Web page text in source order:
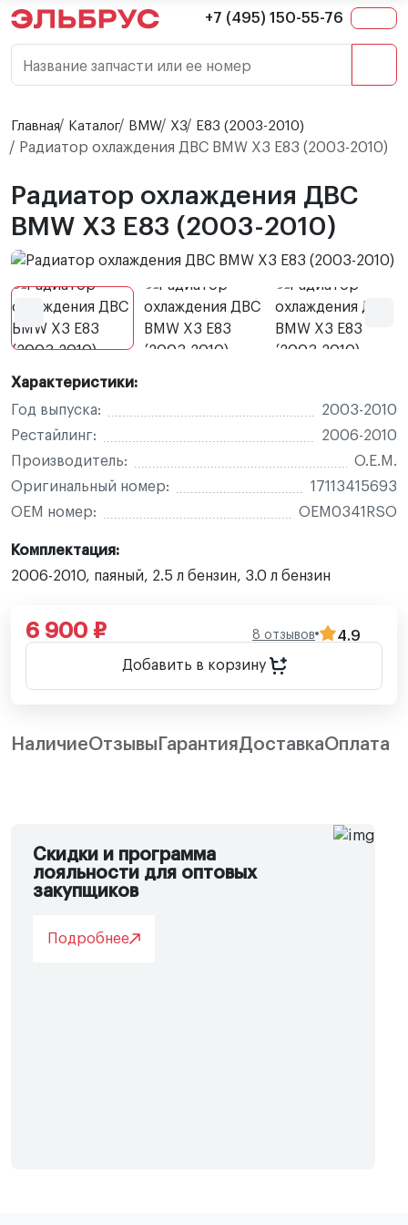
+7 (495) 150-55-76
Название запчасти или ее номер
Главная Каталог BMW X3 E83 (2003-2010)
Радиатор охлаждения ДВС BMW X3 E83 (2003-2010)
Радиатор охлаждения ДВС
BMW X3 E83 (2003-2010)
Характеристики:
Год выпуска:
2003-2010
Рестайлинг:
2006-2010
Производитель:
O.E.M.
Оригинальный номер:
17113415693
OEM номер:
OEM0341RSO
Комплектация:
2006-2010, паяный, 2.5 л бензин, 3.0 л бензин
6 900 ₽ 8 отзывов
4.9
Добавить в корзину
НаличиеОтзывы ГарантияДоставкаОплата
Скидки и программа
лояльности для оптовых
закупщиков
Подробнее